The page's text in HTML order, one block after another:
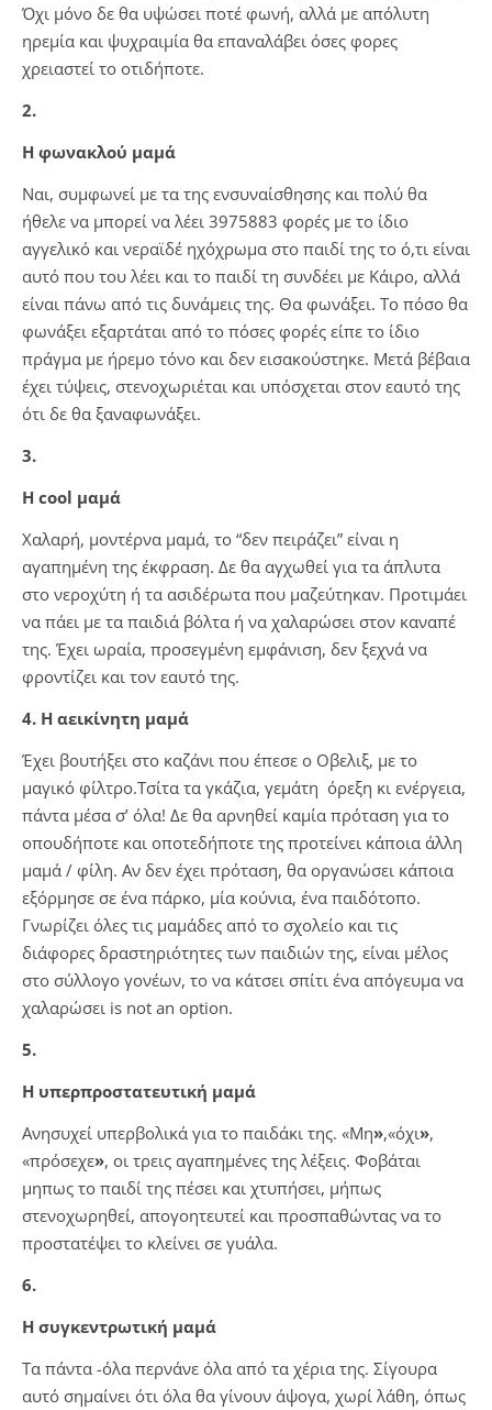
Όχι μόνο δε θα υψώσει ποτέ φωνή, αλλά με απόλυτη
ηρεμία και ψυχραιμία θα επαναλάβει όσες φορες
χρειαστεί το οτιδήποτε.
2.
Η φωνακλού μαμά
Ναι, συμφωνεί με τα της ενσυναίσθησης και πολύ θα
ήθελε να μπορεί να λέει 3975883 φορές με το ίδιο
αγγελικό και νεραϊδέ ηχόχρωμα στο παιδί της το ό,τι είναι
αυτό που του λέει και το παιδί τη συνδέει με Κάιρο, αλλά
είναι πάνω από τις δυνάμεις της. Θα φωνάξει. Το πόσο θα
φωνάξει εξαρτάται από το πόσες φορές είπε το ίδιο
πράγμα με ήρεμο τόνο και δεν εισακούστηκε. Μετά βέβαια
έχει τύψεις, στενοχωριέται και υπόσχεται στον εαυτό της
ότι δε θα ξαναφωνάξει.
3.
Η cool μαμά
Χαλαρή, μοντέρνα μαμά, το “δεν πειράζει” είναι η
αγαπημένη της έκφραση. Δε θα αγχωθεί για τα άπλυτα
στο νεροχύτη ή τα ασιδέρωτα που μαζεύτηκαν. Προτιμάει
να πάει με τα παιδιά βόλτα ή να χαλαρώσει στον καναπέ
της. Έχει ωραία, προσεγμένη εμφάνιση, δεν ξεχνά να
φροντίζει και τον εαυτό της.
4. H αεικίνητη μαμά
Έχει βουτήξει στο καζάνι που έπεσε ο Οβελιξ, με το
μαγικό φίλτρο.Τσίτα τα γκάζια, γεμάτη όρεξη κι ενέργεια,
πάντα μέσα σ’ όλα! Δε θα αρνηθεί καμία πρόταση για το
οπουδήποτε και οποτεδήποτε της προτείνει κάποια άλλη
μαμά / φίλη. Αν δεν έχει πρόταση, θα οργανώσει κάποια
εξόρμησε σε ένα πάρκο, μία κούνια, ένα παιδότοπο.
Γνωρίζει όλες τις μαμάδες από το σχολείο και τις
διάφορες δραστηριότητες των παιδιών της, είναι μέλος
στο σύλλογο γονέων, το να κάτσει σπίτι ένα απόγευμα να
χαλαρώσει is not an option.
5.
Η υπερπροστατευτική μαμά
Ανησυχεί υπερβολικά για το παιδάκι της. «Μη»,«όχι»,
«πρόσεχε», οι τρεις αγαπημένες της λέξεις. Φοβάται
μηπως το παιδί της πέσει και χτυπήσει, μήπως
στενοχωρηθεί, απογοητευτεί και προσπαθώντας να το
προστατέψει το κλείνει σε γυάλα.
6.
Η συγκεντρωτική μαμά
Τα πάντα -όλα περνάνε όλα από τα χέρια της. Σίγουρα
αυτό σημαίνει ότι όλα θα γίνουν άψογα, χωρί λάθη, όπως